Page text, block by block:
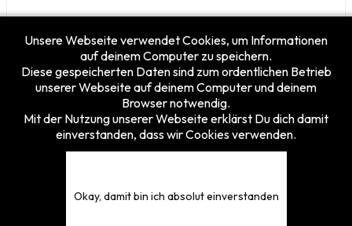
VfB Rodheim/Horloff e.V. 35410 Hungen-Rodheim
Besucherzähler
Heute
9
Diesen Monat
157
Unsere Webseite verwendet Cookies, um Informationen
auf deinem Computer zu speichern.
Diese gespeicherten Daten sind zum ordentlichen Betrieb
unserer Webseite auf deinem Computer und deinem
Browser notwendig.
Mit der Nutzung unserer Webseite erklärst Du dich damit
einverstanden, dass wir Cookies verwenden.
Okay, damit bin ich absolut einverstanden